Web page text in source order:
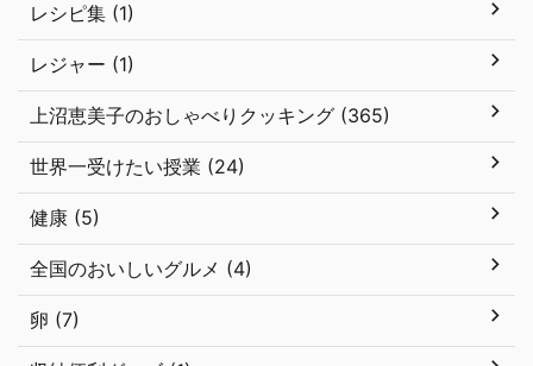
レシピ集 (1)
レジャー (1)
上沼恵美子のおしゃべりクッキング (365)
世界一受けたい授業 (24)
健康 (5)
全国のおいしいグルメ (4)
卵 (7)